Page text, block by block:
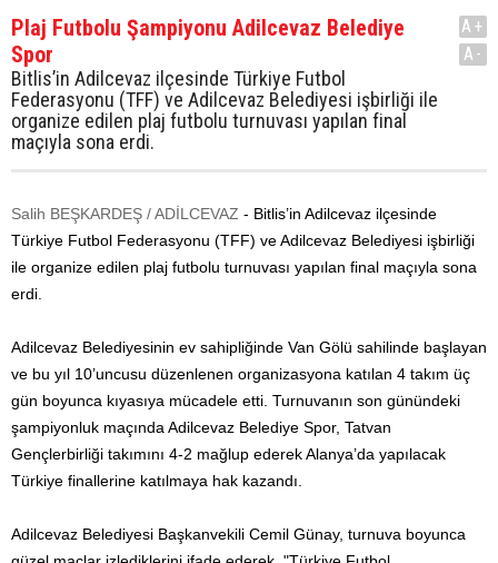
Plaj Futbolu Şampiyonu Adilcevaz Belediye
Spor
Bitlis’in Adilcevaz ilçesinde Türkiye Futbol
Federasyonu (TFF) ve Adilcevaz Belediyesi işbirliği ile
organize edilen plaj futbolu turnuvası yapılan final
maçıyla sona erdi.
A+
A-
Salih BEŞKARDEŞ / ADİLCEVAZ - Bitlis’in Adilcevaz ilçesinde
Türkiye Futbol Federasyonu (TFF) ve Adilcevaz Belediyesi işbirliği
ile organize edilen plaj futbolu turnuvası yapılan final maçıyla sona
erdi.
Adilcevaz Belediyesinin ev sahipliğinde Van Gölü sahilinde başlayan
ve bu yıl 10’uncusu düzenlenen organizasyona katılan 4 takım üç
gün boyunca kıyasıya mücadele etti. Turnuvanın son günündeki
şampiyonluk maçında Adilcevaz Belediye Spor, Tatvan
Gençlerbirliği takımını 4-2 mağlup ederek Alanya’da yapılacak
Türkiye finallerine katılmaya hak kazandı.
Adilcevaz Belediyesi Başkanvekili Cemil Günay, turnuva boyunca